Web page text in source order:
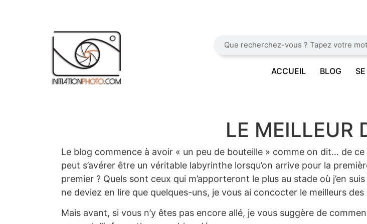
ACCUEIL BLOG
LE MEILLEUR
Le blog commence à avoir « un peu de bouteille » comme on dit… de
peut s’avérer être un véritable labyrinthe lorsqu’on arrive pour la
premier ? Quels sont ceux qui m’apporteront le plus au stade où j’en
ne deviez en lire que quelques-uns, je vous ai concocter le meilleurs
Mais avant, si vous n’y êtes pas encore allé, je vous suggère de